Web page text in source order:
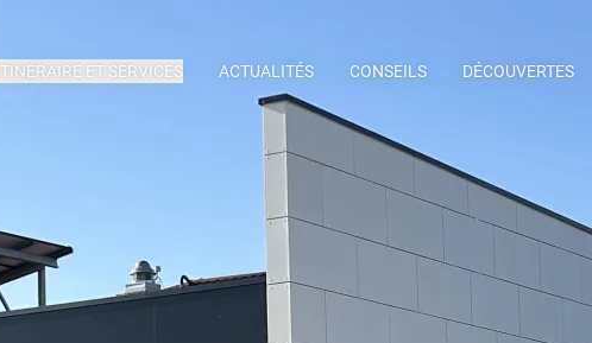
ITINÉRAIRE ET SERVICES ACTUALITÉS CONSEILS DÉCOUVERTES